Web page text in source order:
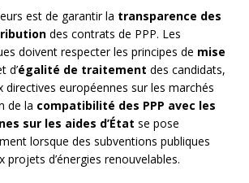
est de garantir la transparence des
des contrats de PPP. Les
doivent respecter les principes de mise
d’égalité de traitement des candidats,
européennes sur les marchés
de la compatibilité des PPP avec les
sur les aides d’État se pose
lorsque des subventions publiques
projets d’énergies renouvelables.